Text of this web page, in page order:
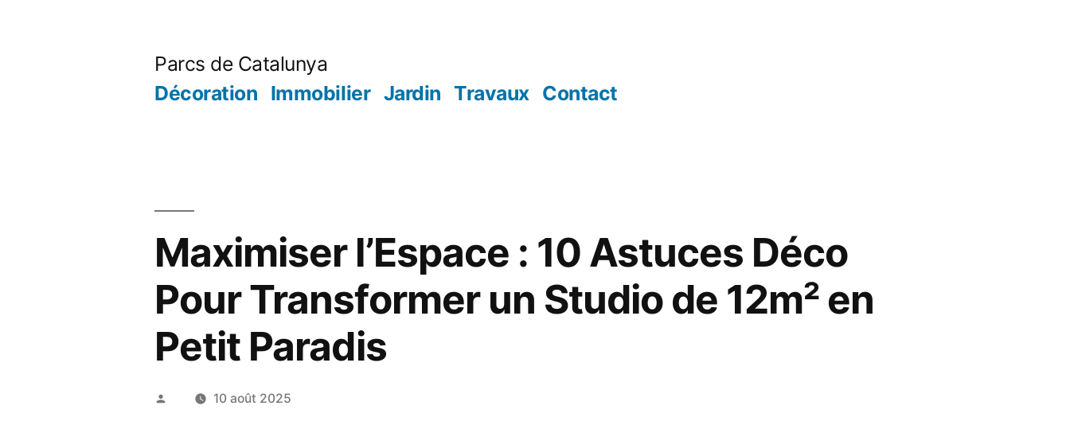
Parcs de Catalunya
Décoration Immobilier Jardin Travaux Contact
Maximiser l’Espace : 10 Astuces Déco
Pour Transformer un Studio de 12m² en
Petit Paradis
Publié 10 août 2025